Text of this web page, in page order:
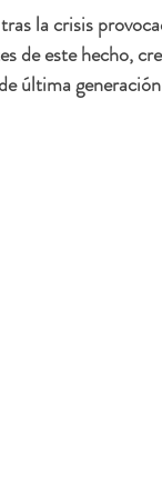
la crisis
de este hecho,
última